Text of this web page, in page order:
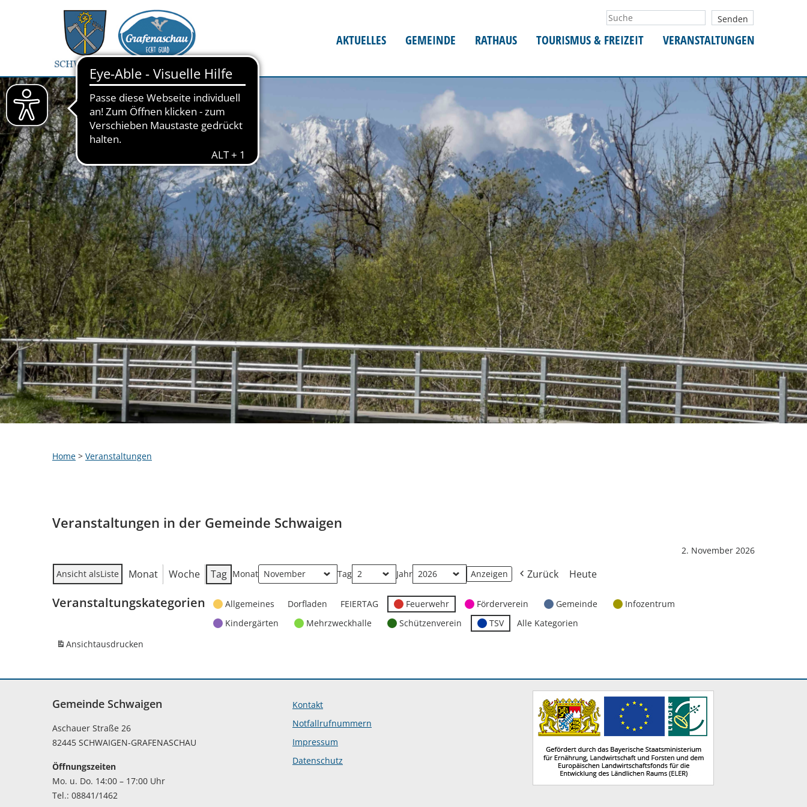
AKTUELLES GEMEINDE RATHAUS TOURISMUS & FREIZEIT VERANSTALTUNGEN
Home > Veranstaltungen
Veranstaltungen in der Gemeinde Schwaigen
2. November 2026
Ansicht alsListe Monat Woche Tag Monat Tag Jahr Zurück Heute
Veranstaltungskategorien Allgemeines Dorfladen FEIERTAG Feuerwehr Förderverein Gemeinde
Infozentrum
Kindergärten
Mehrzweckhalle Schützenverein TSV
Alle Kategorien
Ansichtausdrucken
Gemeinde Schwaigen
Aschauer Straße 26
82445 SCHWAIGEN-GRAFENASCHAU
Öffnungszeiten
Mo. u. Do. 14:00 – 17:00 Uhr
Tel.: 08841/1462
Kontakt
Notfallrufnummern
Impressum
Datenschutz